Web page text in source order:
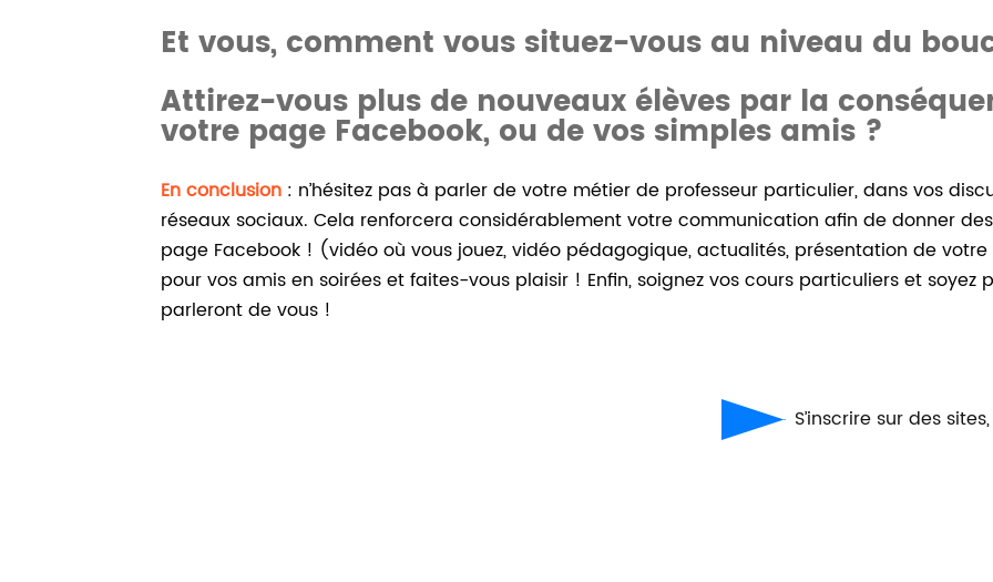
Et vous, comment vous situez-vous au niveau du
Attirez-vous plus de nouveaux élèves par la
votre page Facebook, ou de vos simples amis ?
En conclusion : n’hésitez pas à parler de votre métier de professeur particulier, dans vos
réseaux sociaux. Cela renforcera considérablement votre communication afin de donner
page Facebook ! (vidéo où vous jouez, vidéo pédagogique, actualités, présentation de
pour vos amis en soirées et faites-vous plaisir ! Enfin, soignez vos cours particuliers et
parleront de vous !
S’inscrire sur des